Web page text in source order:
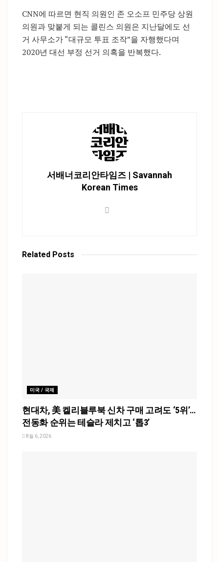
CNN에 따르면 현직 의원인 존 오소프 민주당 상원
의원과 맞붙게 되는 콜린스 의원은 지난달에도 선
거 사무소가 “대규모 투표 조작”을 자행했다며
2020년 대선 부정 선거 의혹을 반복했다.
서배너코리안타임즈 | Savannah
Korean Times
Related Posts
미국 / 국제
현대차, 美 켈리블루북 신차 구매 고려도 ‘5위’…
전동화 순위는 테슬라 제치고 ‘톱3’
8월 6, 2026